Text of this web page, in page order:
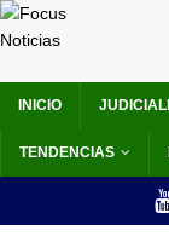
INICIO
TENDENCIAS